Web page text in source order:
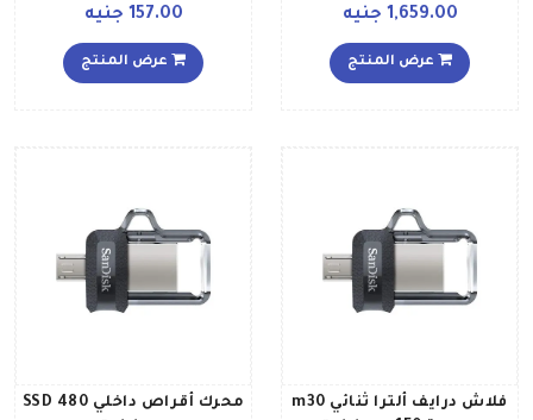
1,659.00 جنيه
عرض المنتج
157.00 جنيه
عرض المنتج
فلاش درايف ألترا ثنائي m30
محرك أقراص داخلي SSD 480